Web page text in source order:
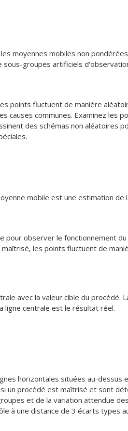
moyennes mobiles non
sous-groupes artificiels
points fluctuent de manière
causes communes. Examinez les
des schémas non aléatoires
mobile est une estimation de
pour observer le fonctionnement
les points fluctuent de
avec la valeur cible du procédé.
ligne centrale est le résultat réel.
horizontales situées au-dessus
un procédé est maîtrisé et sont
et de la variation attendue
à une distance de 3 écarts types